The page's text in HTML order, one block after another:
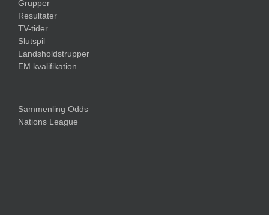
Grupper
Resultater
TV-tider
Slutspil
Landsholdstrupper
EM kvalifikation
Sammenling Odds
Nations League